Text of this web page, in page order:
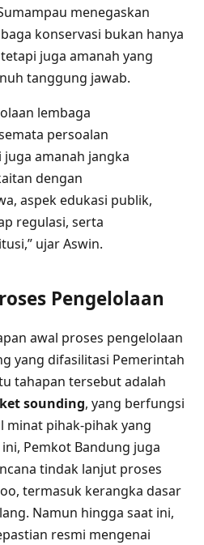
menegaskan
konservasi bukan hanya
juga amanah yang
tanggung jawab.
lembaga
persoalan
amanah jangka
dengan
aspek edukasi publik,
regulasi, serta
ujar Aswin.
Pengelolaan
awal proses pengelolaan
yang difasilitasi Pemerintah
tahapan tersebut adalah
sounding, yang berfungsi
minat pihak-pihak yang
Pemkot Bandung juga
tindak lanjut proses
termasuk kerangka dasar
Namun hingga saat ini,
resmi mengenai